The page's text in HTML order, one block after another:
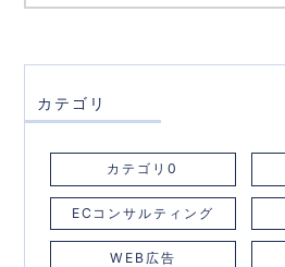
カテゴリ
カテゴリ0
ECコンサルティング
WEB広告